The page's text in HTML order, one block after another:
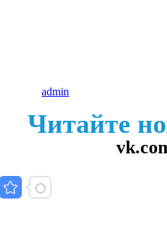
admin
Читайте